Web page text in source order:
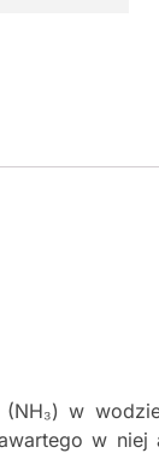
(NH₃) w
w